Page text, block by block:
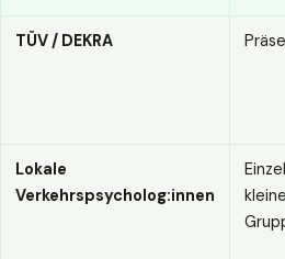
TÜV / DEKRA
Lokale
Verkehrspsycholog:innen
kleine